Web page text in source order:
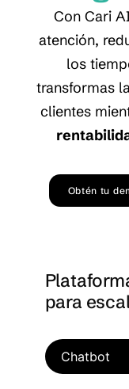
Con Cari
atención,
los
transformas
clientes
Obtén tu
para
Chatbot